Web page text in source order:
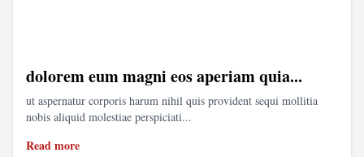
dolorem eum magni eos aperiam quia...
ut aspernatur corporis harum nihil quis provident sequi mollitia
nobis aliquid molestiae perspiciati...
Read more